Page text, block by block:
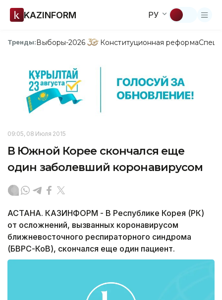
KAZINFORM РУ
Тренды:Выборы-2026 Конституционная реформа
09:05, 08 Июля 2015
В Южной Корее скончался еще
один заболевший коронавирусом
АСТАНА. КАЗИНФОРМ - В Республике Корея (РК)
от осложнений, вызванных коронавирусом
ближневосточного респираторного синдрома
(БВРС-КоВ), скончался еще один пациент.